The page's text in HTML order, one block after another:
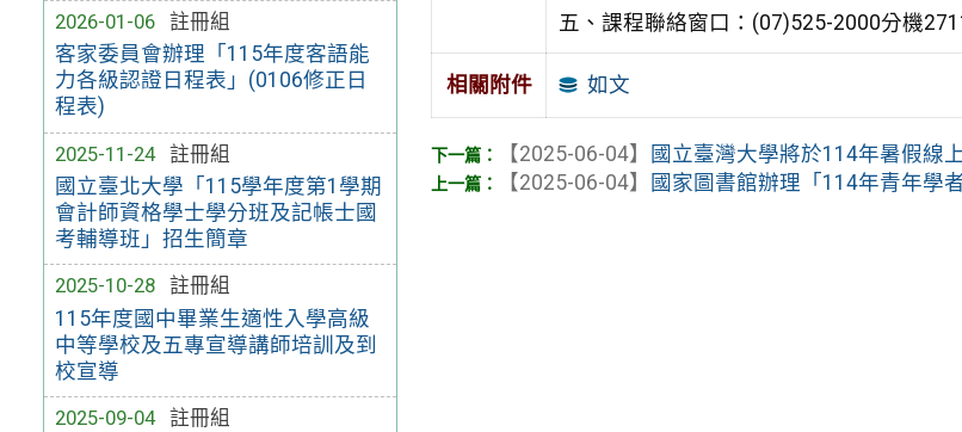
2026-01-06
註冊組
客家委員會辦理「115年度客語能
力各級認證日程表」(0106修正日
程表)
2025-11-24
註冊組
國立臺北大學「115學年度第1學期
會計師資格學士學分班及記帳士國
考輔導班」招生簡章
2025-10-28
註冊組
115年度國中畢業生適性入學高級
中等學校及五專宣導講師培訓及到
校宣導
2025-09-04
註冊組
五、課程聯絡窗口：(07)525-2000分機
相關附件 如文
【2025-06-04】 國立臺灣大學將於114年暑假線
【2025-06-04】 國家圖書館辦理「114年青年學